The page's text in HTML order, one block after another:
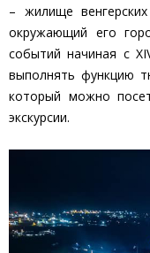
– жилище
окружающий его
событий начиная с
выполнять функцию
который можно
экскурсии.